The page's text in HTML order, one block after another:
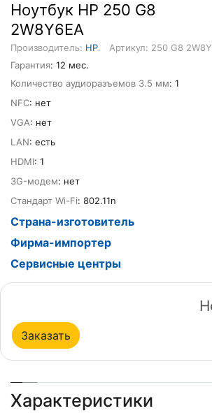
Ноутбук HP 250 G8
2W8Y6EA
Производитель: HP.
Артикул: 250 G8
Гарантия: 12 мес.
Количество аудиоразъемов 3.5 мм: 1
NFC: нет
VGA: нет
LAN: есть
HDMI: 1
3G-модем: нет
Стандарт Wi-Fi: 802.11n
Страна-изготовитель
Фирма-импортер
Сервисные центры
Заказать
Характеристики